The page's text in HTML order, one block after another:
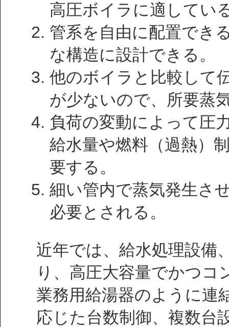
高圧ボイラに適してい
管系を自由に配置でき
な構造に設計できる。
他のボイラと比較して
が少ないので、所要蒸
負荷の変動によって圧
給水量や燃料（過熱）
要する。
細い管内で蒸気発生さ
必要とされる。
近年では、給水処理設備
り、高圧大容量でかつ
業務用給湯器のように連
応じた台数制御、複数台